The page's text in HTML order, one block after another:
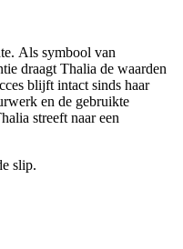
Als symbool van
draagt Thalia de waarden
blijft intact sinds haar
en de gebruikte
streeft naar een
slip.